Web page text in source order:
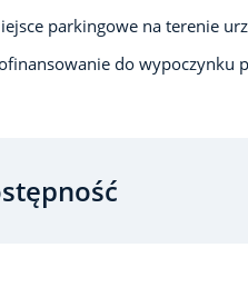
parkingowe na terenie
do wypoczynku